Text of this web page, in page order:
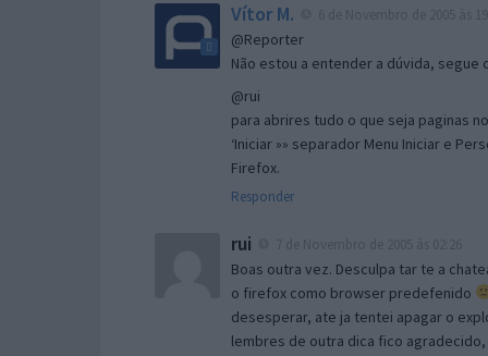
Vítor M.
@Reporter
Não estou a entender a dúvida,
@rui
para abrires tudo o que seja paginas
‘Iniciar »» separador Menu Iniciar e
Firefox.
Responder
rui
Boas outra vez. Desculpa tar te a
o firefox como browser predefenido
desesperar, ate ja tentei apagar o
lembres de outra dica fico